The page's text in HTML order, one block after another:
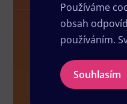
Používáme
obsah
používáním.
Souhlasím